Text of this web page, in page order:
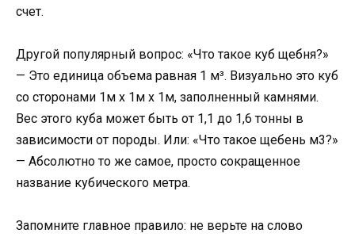
счет.
Другой популярный вопрос: «Что такое куб щебня?»
— Это единица объема равная 1 м³. Визуально это куб
со сторонами 1м х 1м х 1м, заполненный камнями.
Вес этого куба может быть от 1,1 до 1,6 тонны в
зависимости от породы. Или: «Что такое щебень м3?»
— Абсолютно то же самое, просто сокращенное
название кубического метра.
Запомните главное правило: не верьте на слово